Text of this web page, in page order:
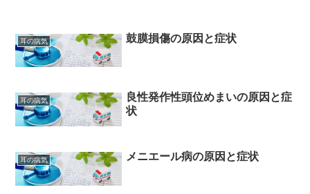
耳の病気 鼓膜損傷の原因と症状
耳の病気
良性発作性頭位めまいの原因と症
状
耳の病気 メニエール病の原因と症状